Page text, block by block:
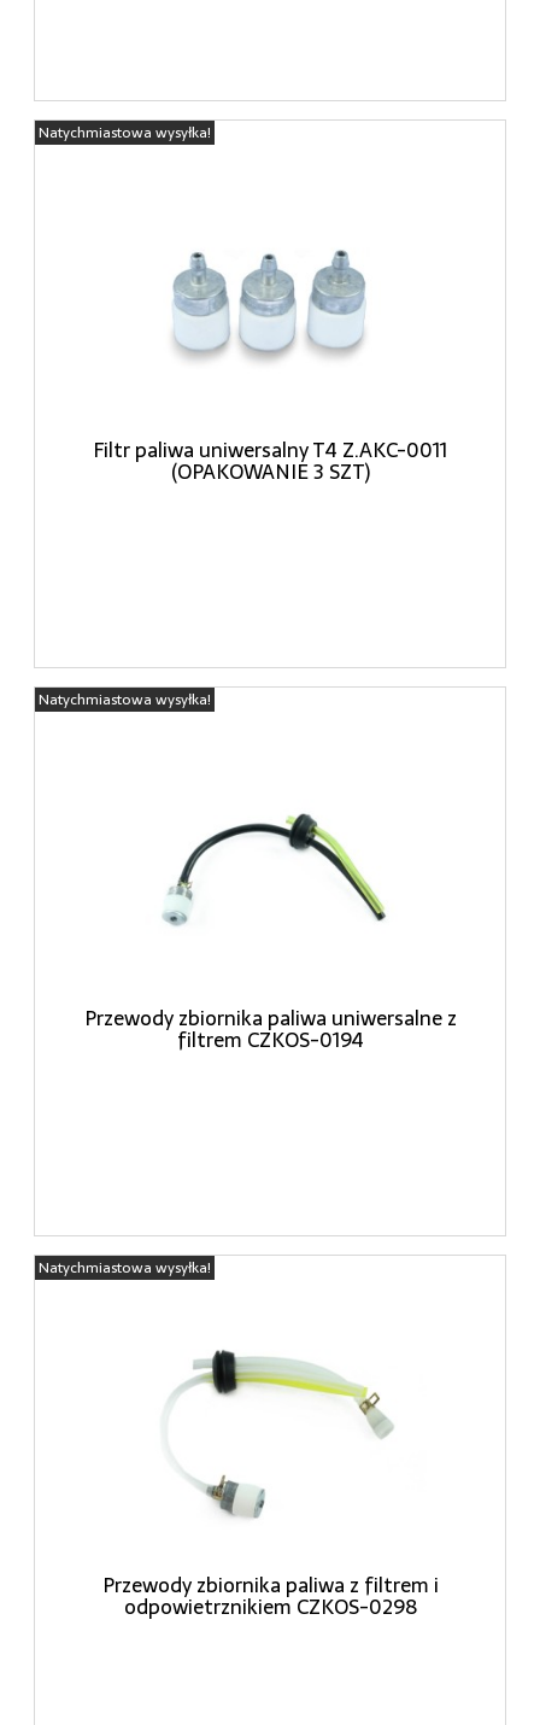
Filtr paliwa uniwersalny T4 Z.AKC-0011
(OPAKOWANIE 3 SZT)
Natychmiastowa wysyłka!
Przewody zbiornika paliwa uniwersalne z
filtrem CZKOS-0194
Natychmiastowa wysyłka!
Przewody zbiornika paliwa z filtrem i
odpowietrznikiem CZKOS-0298
Natychmiastowa wysyłka!